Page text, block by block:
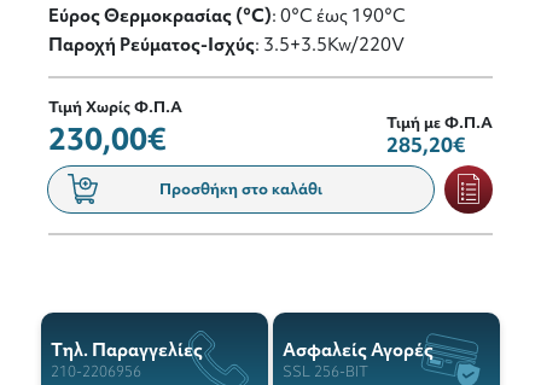
Εύρος Θερμοκρασίας (°C): 0°C έως 190°C
Παροχή Ρεύματος-Ισχύς: 3.5+3.5Kw/220V
Τιμή Χωρίς Φ.Π.Α
230,00€ Τιμή με Φ.Π.Α
285,20€
Προσθήκη στο καλάθι
Tηλ. Παραγγελίες
210-2206956
Ασφαλείς Αγορές
SSL 256-BIT